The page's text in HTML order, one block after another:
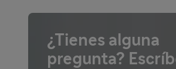
¿Tienes alguna
pregunta?